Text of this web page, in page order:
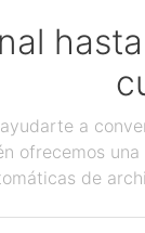
a
ofrecemos
de